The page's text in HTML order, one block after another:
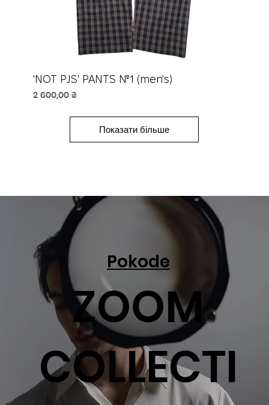
'NOT PJS' PANTS №1 (men's)
Ціна
2 600,00 ₴
Показати більше
Pokode
ZOOM
COLLECTI